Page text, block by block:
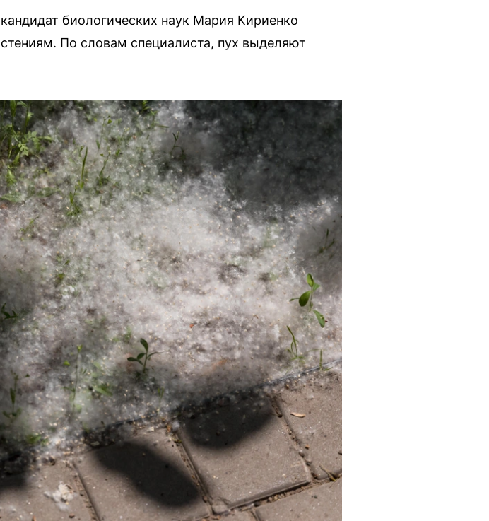
биологических наук Мария Кириенко
По словам специалиста, пух выделяют